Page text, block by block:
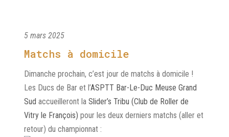
5 mars 2025
Matchs à domicile
Dimanche prochain, c’est jour de matchs à domicile !
Les Ducs de Bar et l’ASPTT Bar-Le-Duc Meuse Grand
Sud accueilleront la Slider’s Tribu (Club de Roller de
Vitry le François) pour les deux derniers matchs (aller et
retour) du championnat :